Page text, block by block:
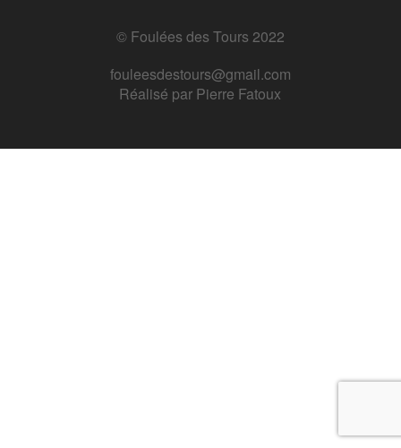
© Foulées des Tours 2022
fouleesdestours@gmail.com
Réalisé par Pierre Fatoux